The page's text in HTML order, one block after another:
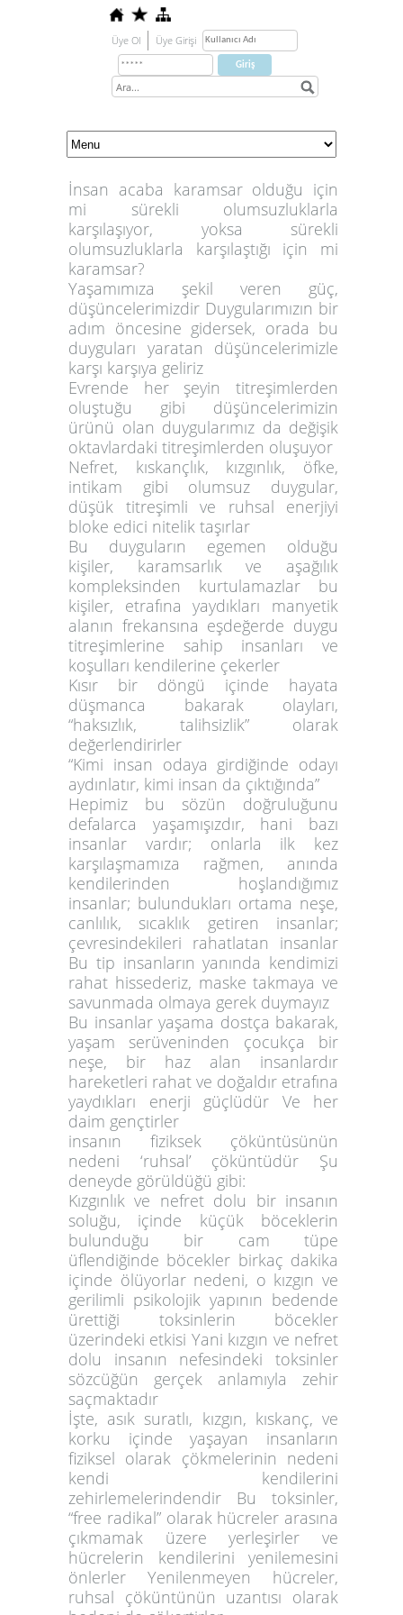
Üye Ol Üye Girişi
İnsan acaba karamsar olduğu için
mi sürekli olumsuzluklarla
karşılaşıyor, yoksa sürekli
olumsuzluklarla karşılaştığı için mi
karamsar?
Yaşamımıza şekil veren güç,
düşüncelerimizdir Duygularımızın bir
adım öncesine gidersek, orada bu
duyguları yaratan düşüncelerimizle
karşı karşıya geliriz
Evrende her şeyin titreşimlerden
oluştuğu gibi düşüncelerimizin
ürünü olan duygularımız da değişik
oktavlardaki titreşimlerden oluşuyor
Nefret, kıskançlık, kızgınlık, öfke,
intikam gibi olumsuz duygular,
düşük titreşimli ve ruhsal enerjiyi
bloke edici nitelik taşırlar
Bu duyguların egemen olduğu
kişiler, karamsarlık ve aşağılık
kompleksinden kurtulamazlar bu
kişiler, etrafına yaydıkları manyetik
alanın frekansına eşdeğerde duygu
titreşimlerine sahip insanları ve
koşulları kendilerine çekerler
Kısır bir döngü içinde hayata
düşmanca bakarak olayları,
“haksızlık, talihsizlik” olarak
değerlendirirler
“Kimi insan odaya girdiğinde odayı
aydınlatır, kimi insan da çıktığında”
Hepimiz bu sözün doğruluğunu
defalarca yaşamışızdır, hani bazı
insanlar vardır; onlarla ilk kez
karşılaşmamıza rağmen, anında
kendilerinden hoşlandığımız
insanlar; bulundukları ortama neşe,
canlılık, sıcaklık getiren insanlar;
çevresindekileri rahatlatan insanlar
Bu tip insanların yanında kendimizi
rahat hissederiz, maske takmaya ve
savunmada olmaya gerek duymayız
Bu insanlar yaşama dostça bakarak,
yaşam serüveninden çocukça bir
neşe, bir haz alan insanlardır
hareketleri rahat ve doğaldır etrafına
yaydıkları enerji güçlüdür Ve her
daim gençtirler
insanın fiziksek çöküntüsünün
nedeni ‘ruhsal’ çöküntüdür Şu
deneyde görüldüğü gibi:
Kızgınlık ve nefret dolu bir insanın
soluğu, içinde küçük böceklerin
bulunduğu bir cam tüpe
üflendiğinde böcekler birkaç dakika
içinde ölüyorlar nedeni, o kızgın ve
gerilimli psikolojik yapının bedende
ürettiği toksinlerin böcekler
üzerindeki etkisi Yani kızgın ve nefret
dolu insanın nefesindeki toksinler
sözcüğün gerçek anlamıyla zehir
saçmaktadır
İşte, asık suratlı, kızgın, kıskanç, ve
korku içinde yaşayan insanların
fiziksel olarak çökmelerinin nedeni
kendi kendilerini
zehirlemelerindendir Bu toksinler,
“free radikal” olarak hücreler arasına
çıkmamak üzere yerleşirler ve
hücrelerin kendilerini yenilemesini
önlerler Yenilenmeyen hücreler,
ruhsal çöküntünün uzantısı olarak